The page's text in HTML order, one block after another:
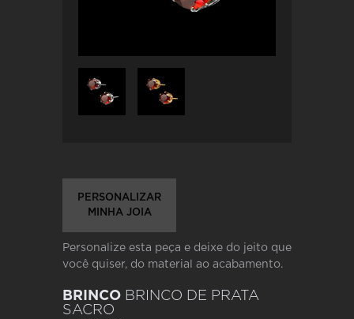
PERSONALIZAR
MINHA JOIA
Personalize esta peça e deixe do jeito que
você quiser, do material ao acabamento.
BRINCO BRINCO DE PRATA
SACRO